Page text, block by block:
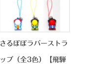
さるぼぼラバーストラ
ップ（全3色）【飛騨